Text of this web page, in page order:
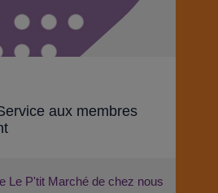
aux membres
Le P'tit Marché de chez nous